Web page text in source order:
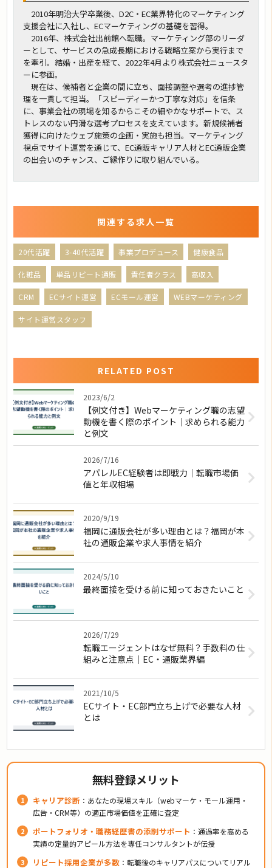
2010年明治大学卒業後、D2C・EC業界特化のマーケティング
支援会社に入社し、ECマーケティングの基礎を習得。
2016年、株式会社出前館へ転職。マーケティング部のリーダ
ーとして、サービスの急成長期における戦略立案から実行まで
を牽引。結婚・出産を経て、2022年4月より株式会社ニュースタ
ーに参画。
現在は、候補者と企業の間に立ち、面接調整や選考の進捗管
理を一貫して担当。「スピーディーかつ丁寧な対応」を信条
に、事業会社の現場を知るからこその細やかなサポートで、ス
トレスのない円滑な選考プロセスを支えています。新規候補者
獲得に向けたウェブ施策の企画・実施も担当。マーケティング
視点でサイト運営を通じて、EC通販キャリア人材とEC通販企業
の出会いのチャンス、ご縁作りに取り組んでいる。
関連する求人一覧
20代活躍 3-40代活躍 事業プロデュース 健康食品
化粧品 単品リピート通販 責任者クラス 高収入
CRM ECサイト運営 ECモール運営 WEBマーケティング
サイト運営スタッフ
RELATED POST
2023/6/2
【例文付き】Webマーケティング職の志望
動機を書く際のポイント｜求められる能力
と例文
2026/7/16
アパレルEC経験者は即戦力｜転職市場価
値と年収相場
2020/9/19
福岡に通販会社が多い理由とは？福岡が本
社の通販企業や求人事情を紹介
2024/5/10
最終面接を受ける前に知っておきたいこと
2026/7/29
転職エージェントはなぜ無料？手数料の仕
組みと注意点｜EC・通販業界編
2021/10/5
ECサイト・EC部門立ち上げで必要な人材
とは
無料登録メリット
キャリア診断 ：あなたの現場スキル（webマーケ・モール運用・
広告・CRM等）の適正市場価値を正確に査定
ポートフォリオ・職務経歴書の添削サポート ：通過率を高める
実績の定量的アピール方法を専任コンサルタントが伝授
リピート採用企業が多数 ：転職後のキャリアパスについてリアル